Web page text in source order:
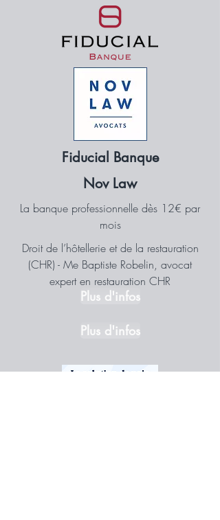
Fiducial Banque
Nov Law
La banque professionnelle dès 12€ par
mois
Droit de l’hôtellerie et de la restauration
(CHR) - Me Baptiste Robelin, avocat
expert en restauration CHR
Plus d'infos
Plus d'infos